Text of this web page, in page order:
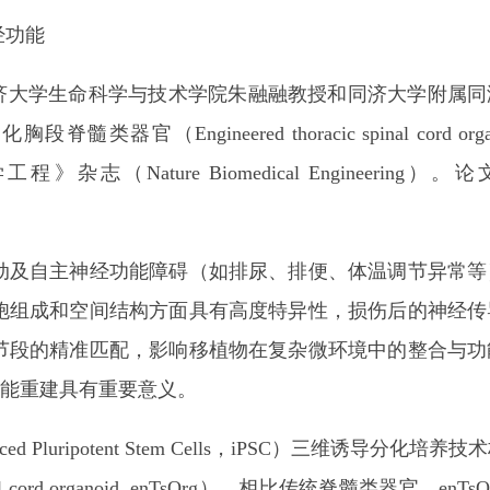
功能
学生命科学与技术学院朱融融教授和同济大学附属
脊髓类器官（Engineered thoracic spinal cord
程》杂志（Nature Biomedical Engineering）。论
主神经功能障碍（如排尿、排便、体温调节异常
成和空间结构方面具有高度特异性，损伤后的神经
的精准匹配，影响移植物在复杂微环境中的整合与
重建具有重要意义。
Stem Cells，iPSC）三维诱导分化培养技